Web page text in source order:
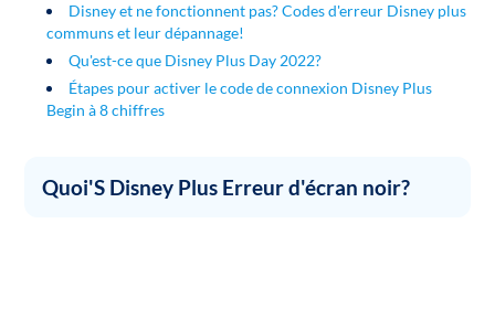
Disney et ne fonctionnent pas? Codes d'erreur Disney plus
communs et leur dépannage!
Qu'est-ce que Disney Plus Day 2022?
Étapes pour activer le code de connexion Disney Plus
Begin à 8 chiffres
Quoi'S Disney Plus Erreur d'écran noir?